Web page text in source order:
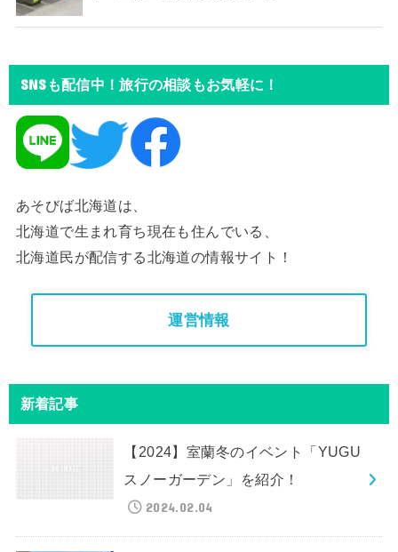
SNSも配信中！旅行の相談もお気軽に！
あそびば北海道は、
北海道で生まれ育ち現在も住んでいる、
北海道民が配信する北海道の情報サイト！
運営情報
新着記事
【2024】室蘭冬のイベント「YUGU
スノーガーデン」を紹介！
2024.02.04